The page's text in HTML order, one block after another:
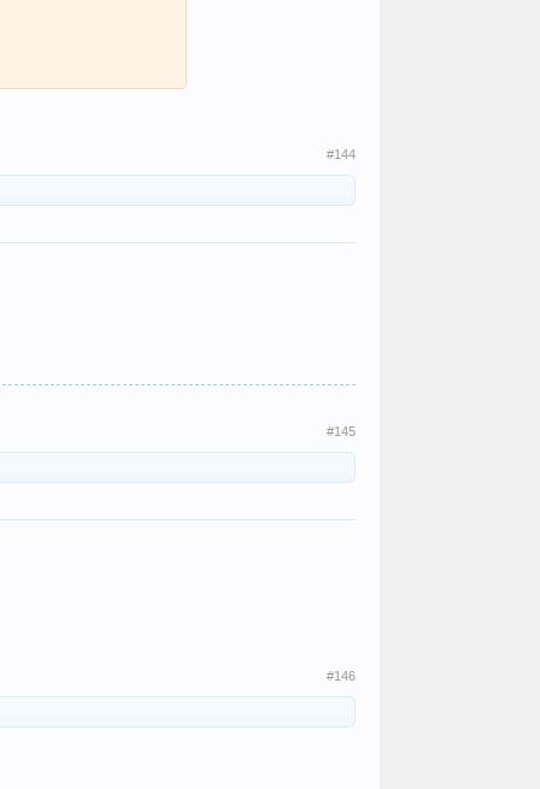
#144
#145
#146